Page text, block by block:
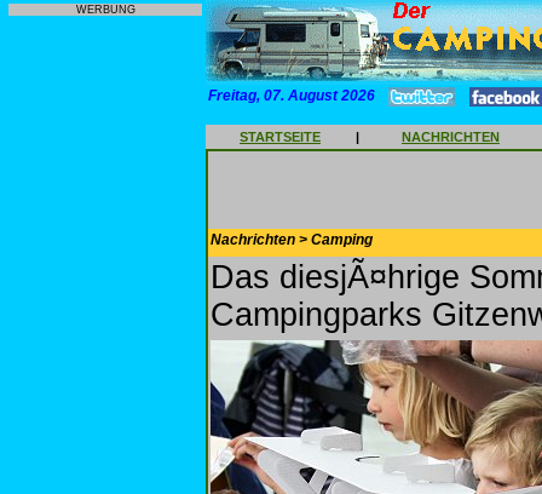
WERBUNG
Freitag, 07. August 2026
STARTSEITE | NACHRICHTEN
Nachrichten > Camping
Das diesjÃ¤hrige
Campingparks